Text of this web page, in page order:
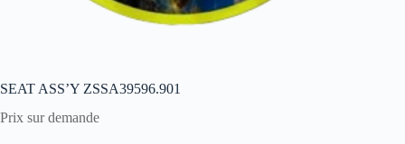
SEAT ASS’Y ZSSA39596.901
Prix sur demande